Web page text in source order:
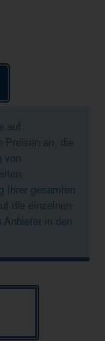
auf
Preisen an, die
von
Ihrer gesamten
die einzelnen
in den